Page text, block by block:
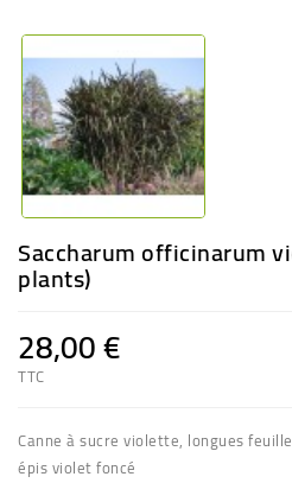
OFFRES
SPÉCIALES
PLANTES
PARFUMÉES
Saccharum officinarum
plants)
28,00 €
TTC
Canne à sucre violette, longues
épis violet foncé